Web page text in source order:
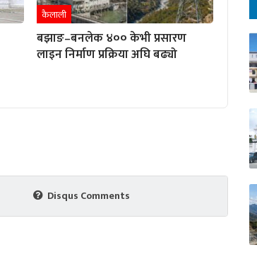
कैलाली
बझाङ–बनलेक ४०० केभी प्रसारण
लाइन निर्माण प्रक्रिया अघि बढ्यो
Disqus Comments